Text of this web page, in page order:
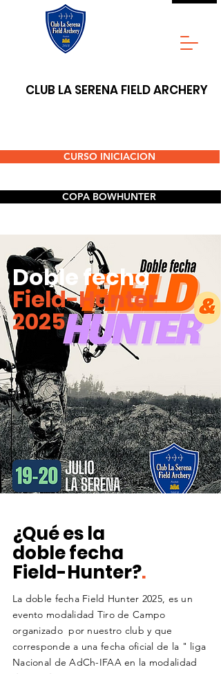
CLUB LA SERENA FIELD ARCHERY
CURSO INICIACION
COPA BOWHUNTER
Doble fecha
Field-Hunter
2025
¿Qué es la
doble fecha
Field-Hunter?.
La doble fecha Field Hunter 2025, es un
evento modalidad Tiro de Campo
organizado por nuestro club y que
corresponde a una fecha oficial de la " liga
Nacional de AdCh-IFAA en la modalidad